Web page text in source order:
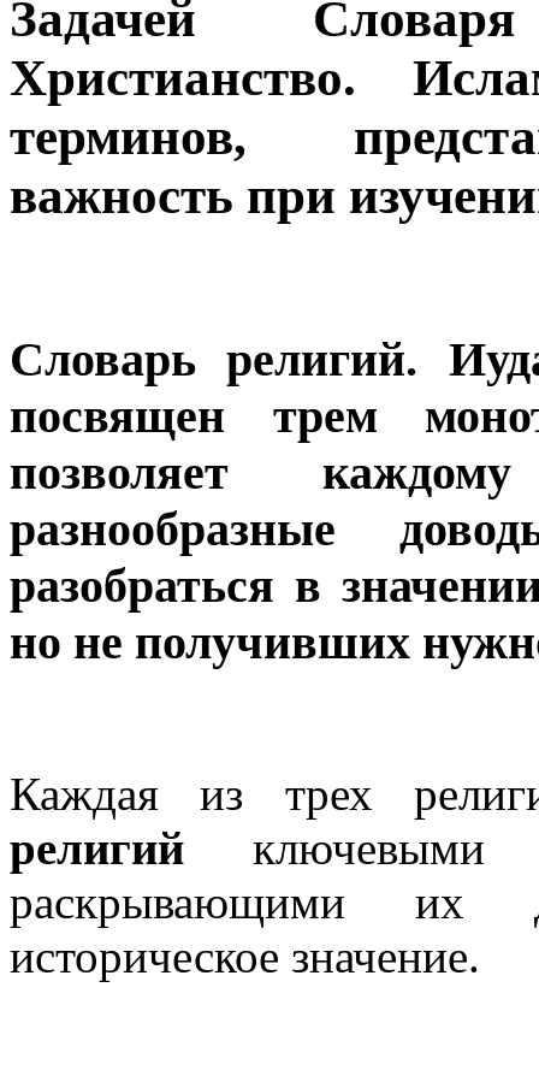
Задачей
Христианство.
терминов,
важность при
Словарь религий.
посвящен трем
позволяет
разнообразные
разобраться в
но не получивших
Каждая из трех
религий ключевыми
раскрывающими их
историческое значение.